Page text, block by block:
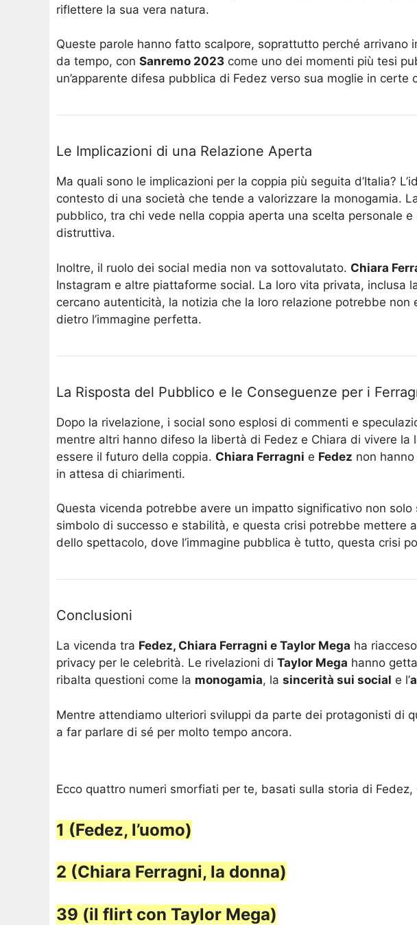
riflettere la sua vera natura​.
Queste parole hanno fatto scalpore, soprattutto perché arrivano
da tempo, con Sanremo 2023 come uno dei momenti più tesi
un’apparente difesa pubblica di Fedez verso sua moglie in
Le Implicazioni di una Relazione Aperta
Ma quali sono le implicazioni per la coppia più seguita d’Italia?
contesto di una società che tende a valorizzare la monogamia.
pubblico, tra chi vede nella coppia aperta una scelta personale
distruttiva.
Inoltre, il ruolo dei social media non va sottovalutato. Chiara
Instagram e altre piattaforme social. La loro vita privata,
cercano autenticità, la notizia che la loro relazione potrebbe
dietro l’immagine perfetta.
La Risposta del Pubblico e le Conseguenze per i
Dopo la rivelazione, i social sono esplosi di commenti e
mentre altri hanno difeso la libertà di Fedez e Chiara di vivere
essere il futuro della coppia. Chiara Ferragni e Fedez non
in attesa di chiarimenti.
Questa vicenda potrebbe avere un impatto significativo non
simbolo di successo e stabilità, e questa crisi potrebbe mettere
dello spettacolo, dove l’immagine pubblica è tutto, questa crisi
Conclusioni
La vicenda tra Fedez, Chiara Ferragni e Taylor Mega ha
privacy per le celebrità. Le rivelazioni di Taylor Mega hanno
ribalta questioni come la monogamia, la sincerità sui social e l’
Mentre attendiamo ulteriori sviluppi da parte dei protagonisti di
a far parlare di sé per molto tempo ancora.
Ecco quattro numeri smorfiati per te, basati sulla storia di
1 (Fedez, l’uomo)
2 (Chiara Ferragni, la donna)
39 (il flirt con Taylor Mega)